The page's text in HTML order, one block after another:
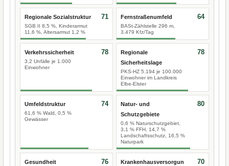
Regionale Sozialstruktur
SGB II 8,5 %, Kinderarmut
11,6 %, Altersarmut 1,2 %
71 Fernstraßenumfeld
BASt-Zählstelle 296 m,
3.479 Kfz/Tag
64
Verkehrssicherheit
3,2 Unfälle je 1.000
Einwohner
78
Regionale
Sicherheitslage
PKS-HZ 5.194 je 100.000
Einwohner im Landkreis
Elbe-Elster
78
Umfeldstruktur
61,6 % Wald, 0,5 %
Gewässer
74
Natur- und
Schutzgebiete
0,6 % Naturschutzgebiet,
3,1 % FFH, 14,7 %
Landschaftsschutz, 16,5 %
Naturpark
80
Gesundheit 76
Krankenhausversorgun
70